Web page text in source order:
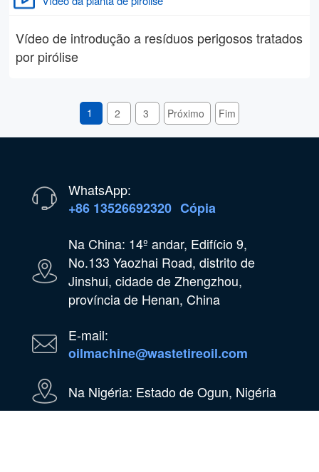
Vídeo de introdução a resíduos perigosos tratados
por pirólise
1 2 3 Próximo Fim
WhatsApp:
+86 13526692320 Cópia
Na China: 14º andar, Edifício 9,
No.133 Yaozhai Road, distrito de
Jinshui, cidade de Zhengzhou,
província de Henan, China
E-mail:
oilmachine@wastetireoil.com
Na Nigéria: Estado de Ogun, Nigéria